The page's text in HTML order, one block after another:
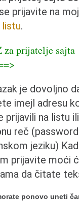
prijavite na
listu.
za prijatelje sajta
je dovoljno
imejl adresu
prijavili na listu ili
reč
jeziku)
prijavite moći
da čitate
ponovo uneti